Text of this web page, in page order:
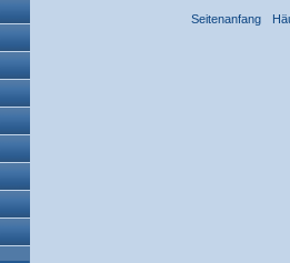
Seitenanfang